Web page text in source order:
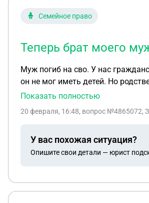
Семейное право
Теперь брат моего
Муж погиб на сво. У нас
он не мог иметь детей. Но
Показать полностью
20 февраля, 16:48, вопрос №4865072,
У вас похожая ситуация?
Опишите свои детали — юрист